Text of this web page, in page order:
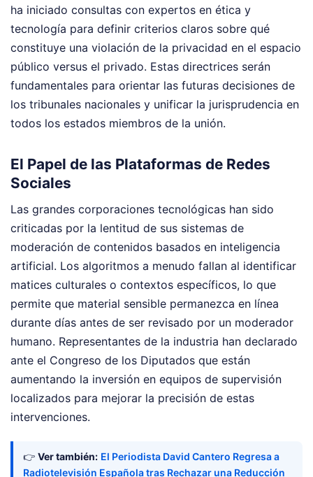
ha iniciado consultas con expertos en ética y
tecnología para definir criterios claros sobre qué
constituye una violación de la privacidad en el espacio
público versus el privado. Estas directrices serán
fundamentales para orientar las futuras decisiones de
los tribunales nacionales y unificar la jurisprudencia en
todos los estados miembros de la unión.
El Papel de las Plataformas de Redes
Sociales
Las grandes corporaciones tecnológicas han sido
criticadas por la lentitud de sus sistemas de
moderación de contenidos basados en inteligencia
artificial. Los algoritmos a menudo fallan al identificar
matices culturales o contextos específicos, lo que
permite que material sensible permanezca en línea
durante días antes de ser revisado por un moderador
humano. Representantes de la industria han declarado
ante el Congreso de los Diputados que están
aumentando la inversión en equipos de supervisión
localizados para mejorar la precisión de estas
intervenciones.
👉 Ver también: El Periodista David Cantero Regresa a
Radiotelevisión Española tras Rechazar una Reducción